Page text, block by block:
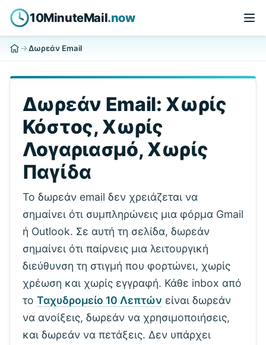
10MinuteMail.now
Δωρεάν Email
Δωρεάν Email: Χωρίς
Κόστος, Χωρίς
Λογαριασμό, Χωρίς
Παγίδα
Το δωρεάν email δεν χρειάζεται να
σημαίνει ότι συμπληρώνεις μια φόρμα Gmail
ή Outlook. Σε αυτή τη σελίδα, δωρεάν
σημαίνει ότι παίρνεις μια λειτουργική
διεύθυνση τη στιγμή που φορτώνει, χωρίς
χρέωση και χωρίς εγγραφή. Κάθε inbox από
το Ταχυδρομείο 10 Λεπτών είναι δωρεάν
να ανοίξεις, δωρεάν να χρησιμοποιήσεις,
και δωρεάν να πετάξεις. Δεν υπάρχει